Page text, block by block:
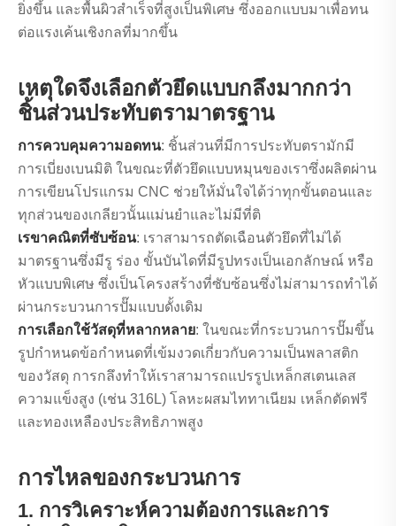
ยิ่งขึ้น และพื้นผิวสำเร็จที่สูงเป็นพิเศษ ซึ่งออกแบบมาเพื่อทน
ต่อแรงเค้นเชิงกลที่มากขึ้น
เหตุใดจึงเลือกตัวยึดแบบกลึงมากกว่า
ชิ้นส่วนประทับตรามาตรฐาน
การควบคุมความอดทน: ชิ้นส่วนที่มีการประทับตรามักมี
การเบี่ยงเบนมิติ ในขณะที่ตัวยึดแบบหมุนของเราซึ่งผลิตผ่าน
การเขียนโปรแกรม CNC ช่วยให้มั่นใจได้ว่าทุกขั้นตอนและ
ทุกส่วนของเกลียวนั้นแม่นยำและไม่มีที่ติ
เรขาคณิตที่ซับซ้อน: เราสามารถตัดเฉือนตัวยึดที่ไม่ได้
มาตรฐานซึ่งมีรู ร่อง ขั้นบันไดที่มีรูปทรงเป็นเอกลักษณ์ หรือ
หัวแบบพิเศษ ซึ่งเป็นโครงสร้างที่ซับซ้อนซึ่งไม่สามารถทำได้
ผ่านกระบวนการปั๊มแบบดั้งเดิม
การเลือกใช้วัสดุที่หลากหลาย: ในขณะที่กระบวนการปั๊มขึ้น
รูปกำหนดข้อกำหนดที่เข้มงวดเกี่ยวกับความเป็นพลาสติก
ของวัสดุ การกลึงทำให้เราสามารถแปรรูปเหล็กสเตนเลส
ความแข็งสูง (เช่น 316L) โลหะผสมไททาเนียม เหล็กตัดฟรี
และทองเหลืองประสิทธิภาพสูง
การไหลของกระบวนการ
1. การวิเคราะห์ความต้องการและการ